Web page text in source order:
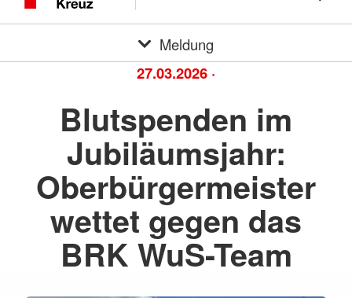
Meldung
27.03.2026 ·
Blutspenden im
Jubiläumsjahr:
Oberbürgermeister
wettet gegen das
BRK WuS-Team